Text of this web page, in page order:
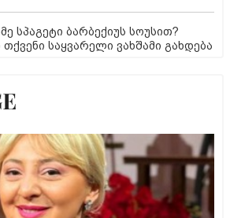
სპაგეტი ბარბექიუს სოუსით?
თქვენი საყვარელი ვახშამი გახდება